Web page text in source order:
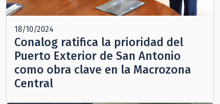
18/10/2024
Conalog ratifica la prioridad del
Puerto Exterior de San Antonio
como obra clave en la Macrozona
Central